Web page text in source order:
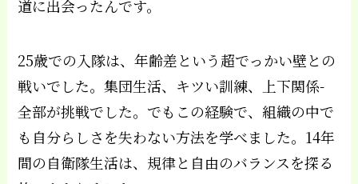
道に出会ったんです。
25歳での入隊は、年齢差という超でっかい壁との
戦いでした。集団生活、キツい訓練、上下関係-
全部が挑戦でした。でもこの経験で、組織の中で
も自分らしさを失わない方法を学べました。14年
間の自衛隊生活は、規律と自由のバランスを探る